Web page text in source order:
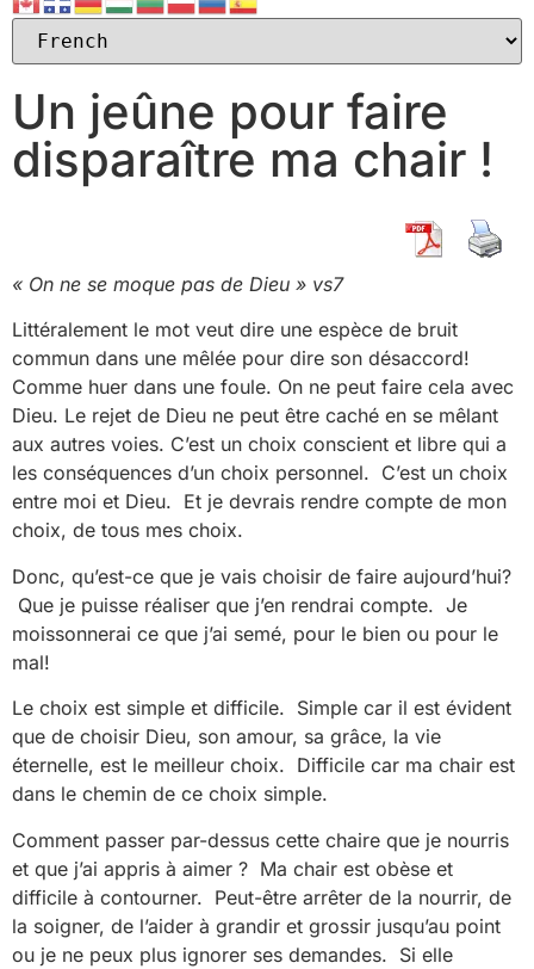
Un jeûne pour faire
disparaître ma chair !
« On ne se moque pas de Dieu » vs7
Littéralement le mot veut dire une espèce de bruit
commun dans une mêlée pour dire son désaccord!
Comme huer dans une foule. On ne peut faire cela avec
Dieu. Le rejet de Dieu ne peut être caché en se mêlant
aux autres voies. C’est un choix conscient et libre qui a
les conséquences d’un choix personnel. C’est un choix
entre moi et Dieu. Et je devrais rendre compte de mon
choix, de tous mes choix.
Donc, qu’est-ce que je vais choisir de faire aujourd’hui?
Que je puisse réaliser que j’en rendrai compte. Je
moissonnerai ce que j’ai semé, pour le bien ou pour le
mal!
Le choix est simple et difficile. Simple car il est évident
que de choisir Dieu, son amour, sa grâce, la vie
éternelle, est le meilleur choix. Difficile car ma chair est
dans le chemin de ce choix simple.
Comment passer par-dessus cette chaire que je nourris
et que j’ai appris à aimer ? Ma chair est obèse et
difficile à contourner. Peut-être arrêter de la nourrir, de
la soigner, de l’aider à grandir et grossir jusqu’au point
ou je ne peux plus ignorer ses demandes. Si elle